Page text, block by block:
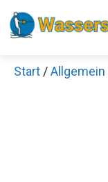
Zum
Inhalt
Start /Allgemein